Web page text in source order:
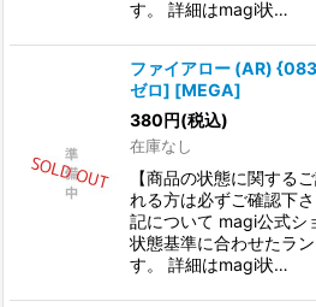
す。 詳細はmagi状…
ファイアロー (AR)
ゼロ] [MEGA]
380円(税込)
在庫なし
【商品の状態に関する
れる方は必ずご確認下
記について magi公式シ
状態基準に合わせたラ
す。 詳細はmagi状…